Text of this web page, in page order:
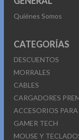
Quiénes Somos
CATEGORÍAS
DESCUENTOS
MORRALES
CABLES
CARGADORES
ACCESORIOS
GAMER TECH
MOUSE Y